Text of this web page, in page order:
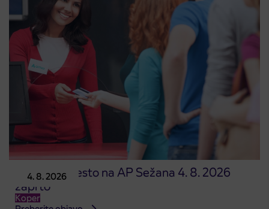
4. 8. 2026
Prodajno mesto na AP Sežana 4. 8. 2026
zaprto
Koper